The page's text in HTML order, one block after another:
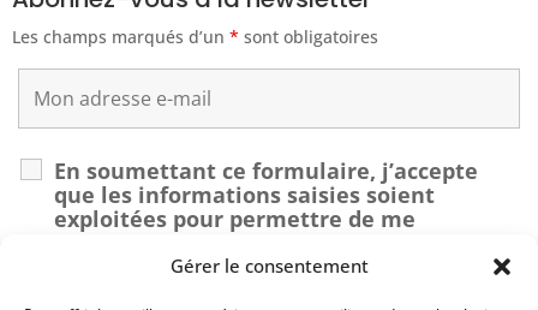
Gérer le consentement
Les champs marqués d’un * sont obligatoires
En soumettant ce formulaire, j’accepte
que les informations saisies soient
exploitées pour permettre de me